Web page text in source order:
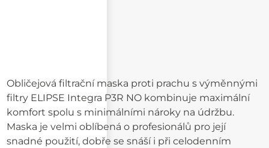
Obličejová filtrační maska proti prachu s výměnnými
filtry ELIPSE Integra P3R NO kombinuje maximální
komfort spolu s minimálními nároky na údržbu.
Maska je velmi oblíbená o profesionálů pro její
snadné použití, dobře se snáší i při celodenním